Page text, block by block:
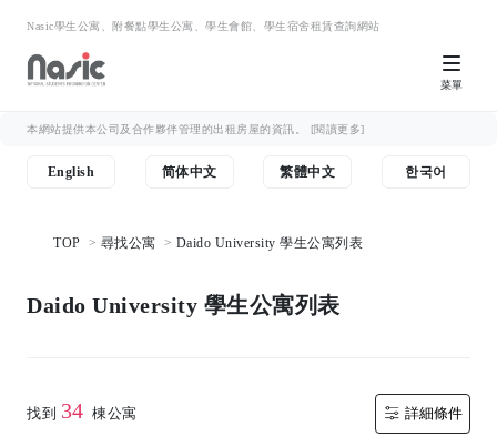
Nasic學生公寓、附餐點學生公寓、學生會館、學生宿舍租賃查詢網站
菜單
本網站提供本公司及合作夥伴管理的出租房屋的資訊。 [閱讀更多]
English 简体中文 繁體中文 한국어
TOP 尋找公寓 Daido University 學生公寓列表
Daido University 學生公寓列表
找到 34 棟公寓 詳細條件